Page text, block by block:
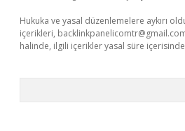
Hukuka ve yasal düzenlemelere aykırı
içerikleri,
halinde, ilgili içerikler yasal süre içerisinde